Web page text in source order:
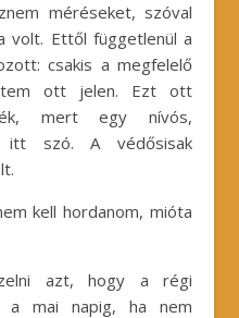
méréseket, szóval
volt. Ettől függetlenül a
csakis a megfelelő
ott jelen. Ezt ott
mert egy nívós,
itt szó. A védősisak
kell hordanom, mióta
azt, hogy a régi
a mai napig, ha nem